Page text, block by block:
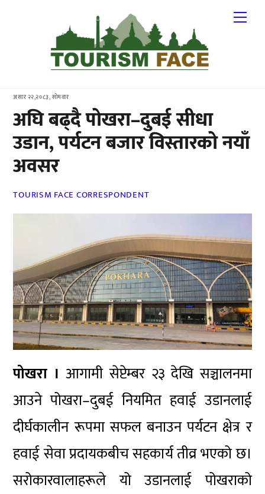
असार २२,२०८३, सोमवार
अघि बढ्दै पोखरा–दुबई सीधा
उडान, पर्यटन बजार विस्तारको नयाँ
अवसर
TOURISM FACE CORRESPONDENT
पोखरा । आगामी सेप्टेम्बर २३ देखि सञ्चालनमा
आउने पोखरा–दुबई नियमित हवाई उडानलाई
दीर्घकालीन रूपमा सफल बनाउन पर्यटन क्षेत्र र
हवाई सेवा प्रदायकबीच सहकार्य तीव्र भएको छ।
सरोकारवालाहरूले यो उडानलाई पोखराको